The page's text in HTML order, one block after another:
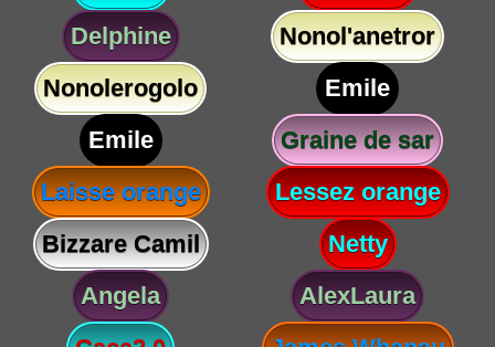
Delphine
Nonol'anetror
Nonolerogolo
Emile
Emile
Graine de sar
Laisse orange
Lessez orange
Bizzare Camil
Netty
Angela
AlexLaura